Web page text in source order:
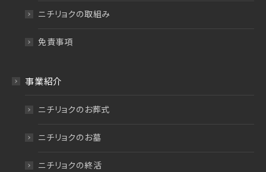
ニチリョクの取組み
免責事項
事業紹介
ニチリョクのお葬式
ニチリョクのお墓
ニチリョクの終活